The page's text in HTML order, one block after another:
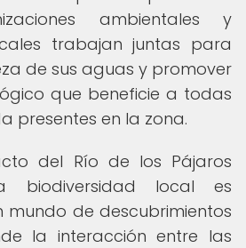
ambientales y
trabajan juntas para
de sus aguas y promover
que beneficie a todas
presentes en la zona.
del Río de los Pájaros
biodiversidad local es
mundo de descubrimientos
la interacción entre las